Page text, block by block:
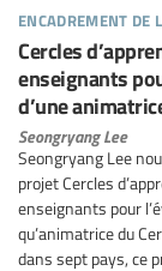
encadrement
Cercles
enseignants
d’une
Seongryang Lee
Seongryang Lee
projet Cercles
enseignants pour
qu’animatrice du
dans sept pays, ce